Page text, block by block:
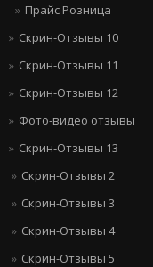
Прайс Розница
Скрин-Отзывы 10
Скрин-Отзывы 11
Скрин-Отзывы 12
Фото-видео отзывы
Скрин-Отзывы 13
Скрин-Отзывы 2
Скрин-Отзывы 3
Скрин-Отзывы 4
Скрин-Отзывы 5